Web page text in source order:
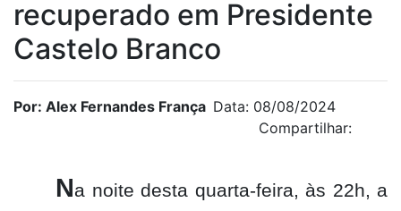
recuperado em Presidente
Castelo Branco
Por: Alex Fernandes França Data: 08/08/2024
Compartilhar:
Na noite desta quarta-feira, às 22h, a